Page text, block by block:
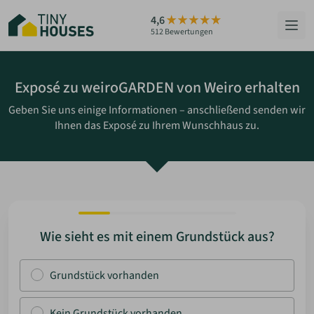
Hauptinhalt
springen
4,6
512 Bewertungen
HÄUSER
BERATUNG
ZUM HAUS-FINDER
Exposé zu weiroGARDEN von Weiro erhalten
Geben Sie uns einige Informationen – anschließend senden wir
Ihnen das Exposé zu Ihrem Wunschhaus zu.
Wie sieht es mit einem Grundstück aus?
Grundstück vorhanden